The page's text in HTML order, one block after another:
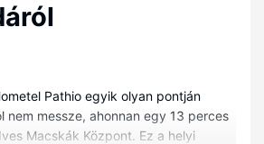
Pathio egyik olyan pontján
nem messze, ahonnan egy 13 perces
Macskák Központ. Ez a helyi